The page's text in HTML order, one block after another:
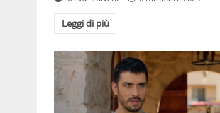
Leggi di più